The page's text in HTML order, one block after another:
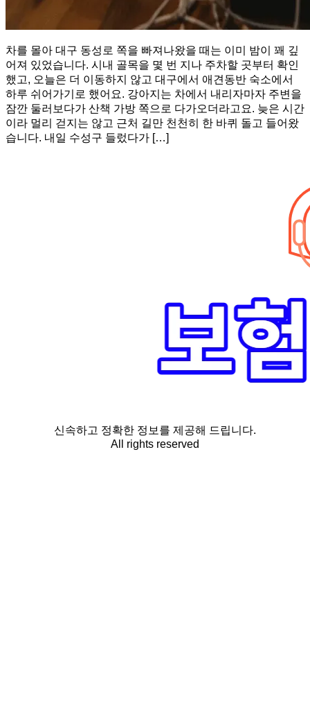
차를 몰아 대구 동성로 쪽을 빠져나왔을 때는 이미 밤이 꽤 깊
어져 있었습니다. 시내 골목을 몇 번 지나 주차할 곳부터 확인
했고, 오늘은 더 이동하지 않고 대구에서 애견동반 숙소에서
하루 쉬어가기로 했어요. 강아지는 차에서 내리자마자 주변을
잠깐 둘러보다가 산책 가방 쪽으로 다가오더라고요. 늦은 시간
이라 멀리 걷지는 않고 근처 길만 천천히 한 바퀴 돌고 들어왔
습니다. 내일 수성구 들렀다가 […]
신속하고 정확한 정보를 제공해 드립니다.
All rights reserved